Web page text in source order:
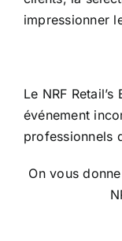
impressionner
Le NRF
événement
professionnels
On vous